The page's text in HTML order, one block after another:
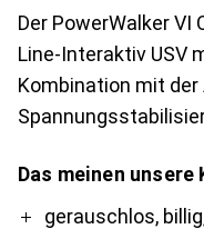
Der PowerWalker
Line-Interaktiv USV
Kombination mit der
Das meinen unsere
Progerauschlos,
Contra